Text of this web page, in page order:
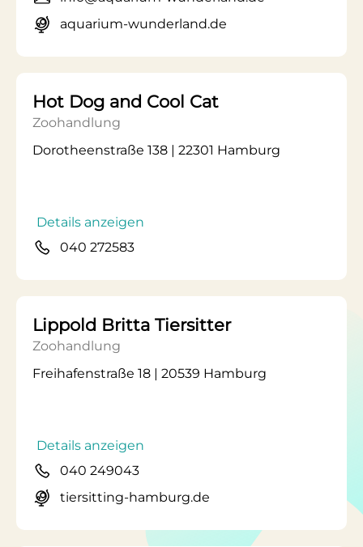
aquarium-wunderland.de
Hot Dog and Cool Cat
Zoohandlung
Dorotheenstraße 138 | 22301 Hamburg
Details anzeigen
040 272583
Lippold Britta Tiersitter
Zoohandlung
Freihafenstraße 18 | 20539 Hamburg
Details anzeigen
040 249043
tiersitting-hamburg.de